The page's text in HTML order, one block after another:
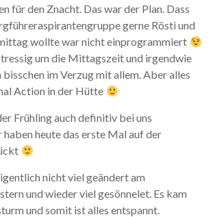
für den Znacht. Das war der Plan. Dass
gerne Rösti und
wollte war nicht einprogrammiert
um die Mittagszeit und irgendwie
bisschen im Verzug mit allem. Aber alles
Action in der Hütte
Frühling auch definitiv bei uns
heute das erste Mal auf der
nicht viel geändert am
und wieder viel gesönnelet. Es kam
und somit ist alles entspannt.